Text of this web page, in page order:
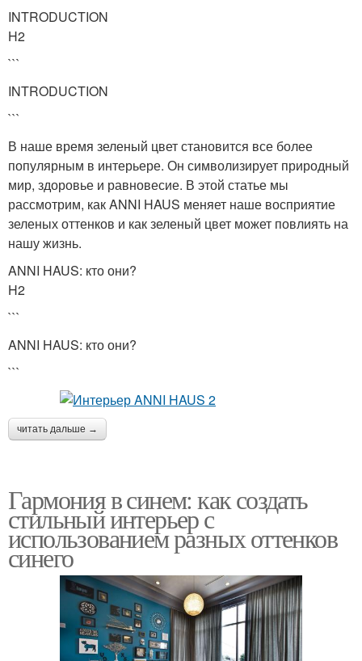
INTRODUCTION
H2
```
INTRODUCTION
```
В наше время зеленый цвет становится все более
популярным в интерьере. Он символизирует природный
мир, здоровье и равновесие. В этой статье мы
рассмотрим, как ANNI HAUS меняет наше восприятие
зеленых оттенков и как зеленый цвет может повлиять на
нашу жизнь.
ANNI HAUS: кто они?
H2
```
ANNI HAUS: кто они?
```
читать дальше →
Гармония в синем: как создать
стильный интерьер с
использованием разных оттенков
синего